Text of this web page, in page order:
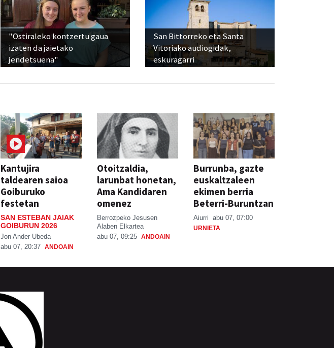
"Ostiraleko kontzertu gaua
izaten da jaietako
jendetsuena"
San Bittorreko eta Santa
Vitoriako audiogidak,
eskuragarri
Kantujira
taldearen saioa
Goiburuko
festetan
SAN ESTEBAN JAIAK
GOIBURUN 2026
Jon Ander Ubeda
abu 07, 20:37 ANDOAIN
Otoitzaldia,
larunbat honetan,
Ama Kandidaren
omenez
Berrozpeko Jesusen
Alaben Elkartea
abu 07, 09:25 ANDOAIN
Burrunba, gazte
euskaltzaleen
ekimen berria
Beterri-Buruntzan
Aiurri abu 07, 07:00
URNIETA